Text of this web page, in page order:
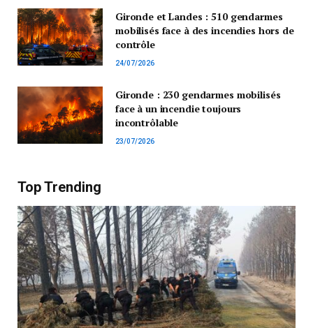
Gironde et Landes : 510 gendarmes
mobilisés face à des incendies hors de
contrôle
24/07/2026
Gironde : 230 gendarmes mobilisés
face à un incendie toujours
incontrôlable
23/07/2026
Top Trending